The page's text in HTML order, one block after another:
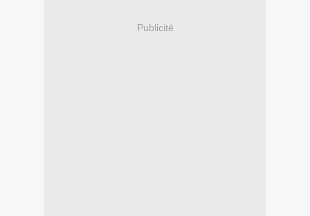
Publicité